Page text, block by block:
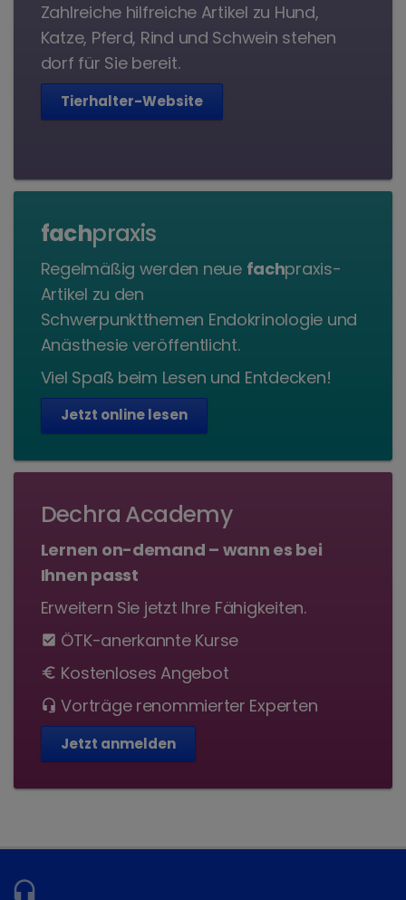
Zahlreiche hilfreiche Artikel zu Hund,
Katze, Pferd, Rind und Schwein stehen
dorf für Sie bereit.
Tierhalter-Website
fachpraxis
Regelmäßig werden neue fachpraxis-
Artikel zu den
Schwerpunktthemen Endokrinologie und
Anästhesie veröffentlicht.
Viel Spaß beim Lesen und Entdecken!
Jetzt online lesen
Dechra Academy
Lernen on-demand – wann es bei
Ihnen passt
Erweitern Sie jetzt Ihre Fähigkeiten.
check_box ÖTK-anerkannte Kurse
euro Kostenloses Angebot
headset_mic Vorträge renommierter Experten
Jetzt anmelden